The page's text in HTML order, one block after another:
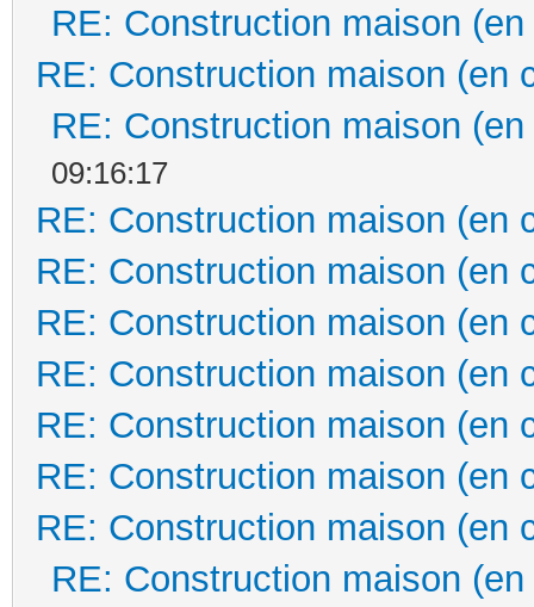
RE: Construction maison
RE: Construction maison (en
RE: Construction maison
09:16:17
RE: Construction maison (en
RE: Construction maison (en
RE: Construction maison (en
RE: Construction maison (en
RE: Construction maison (en
RE: Construction maison (en
RE: Construction maison (en
RE: Construction maison